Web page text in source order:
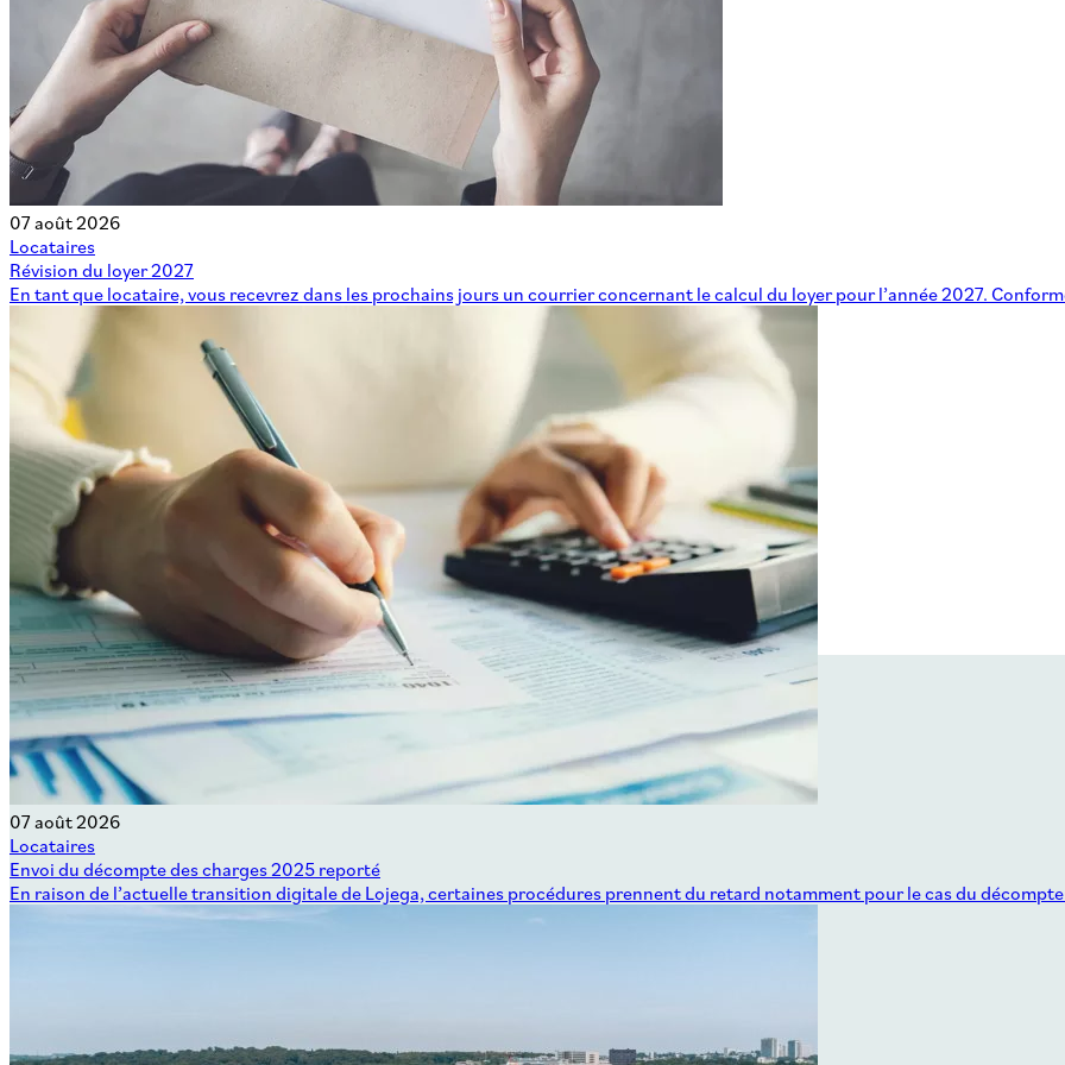
07 août 2026
Locataires
Révision du loyer 2027
En tant que locataire, vous recevrez dans les prochains jours un courrier concernant le calcul du loyer pour l’année 2027.
07 août 2026
Locataires
Envoi du décompte des charges 2025 reporté
En raison de l’actuelle transition digitale de Lojega, certaines procédures prennent du retard notamment pour le cas du